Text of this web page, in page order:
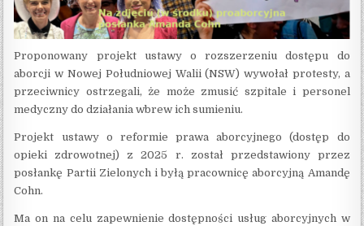
Proponowany projekt ustawy o rozszerzeniu dostępu do
aborcji w Nowej Południowej Walii (NSW) wywołał protesty, a
przeciwnicy ostrzegali, że może zmusić szpitale i personel
medyczny do działania wbrew ich sumieniu.
Projekt ustawy o reformie prawa aborcyjnego (dostęp do
opieki zdrowotnej) z 2025 r. został przedstawiony przez
posłankę Partii Zielonych i byłą pracownicę aborcyjną Amandę
Cohn.
Ma on na celu zapewnienie dostępności usług aborcyjnych w